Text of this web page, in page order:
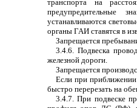
транспорта на
предупредительные
устанавливаются
органы ГАИ ставятся в
Запрещается
3.4.6. Подвеска
железной дороги.
Запрещается
Если при приближении
быстро перерезать на
3.4.7. При подвеске